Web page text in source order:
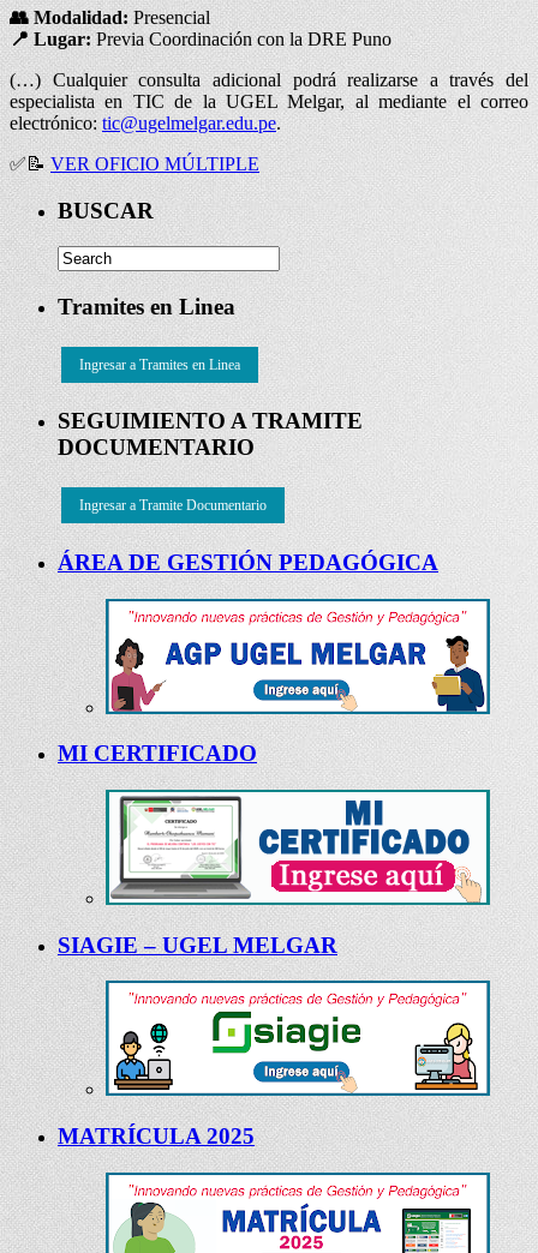
👥Modalidad: Presencial
📍 Lugar:Previa Coordinación con la DRE Puno
(…) Cualquier consulta adicional podrá realizarse a través del
especialista en TIC de la UGEL Melgar, al mediante el correo
electrónico:tic@ugelmelgar.edu.pe.
✅ 📝VER OFICIO MÚLTIPLE
BUSCAR
Tramites en Linea
Ingresar a Tramites en Linea
SEGUIMIENTO A TRAMITE
DOCUMENTARIO
Ingresar a Tramite Documentario
ÁREA DE GESTIÓN PEDAGÓGICA
MI CERTIFICADO
SIAGIE – UGEL MELGAR
MATRÍCULA 2025